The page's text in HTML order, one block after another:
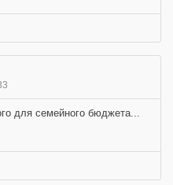
для семейного бюджета...